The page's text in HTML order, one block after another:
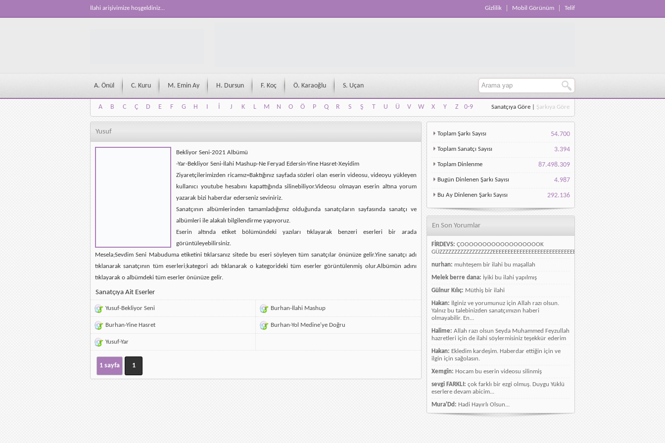
İlahi arişivimize hoşgeldiniz... Gizlilik Mobil Görünüm Telif
A. Önül C. Kuru M. Emin Ay H. Dursun F. Koç Ö. Karaoğlu S. Uçan
A B C Ç D E F G H I İ J K L M N O Ö P Q R S Ş T U Ü V W X Y Z
0-9
A
B C Ç D E F G H I İ J K L M N O Ö P Q R S Ş T U Ü V W X Y Z 0-9
Sanatçıya Göre Şarkıya Göre
Yusuf
Bekliyor Seni-2021 Albümü
-Yar-Bekliyor Seni-İlahi Mashup-Ne Feryad Edersin-Yine Hasret-Xeyidim
Ziyaretçilerimizden ricamız=Baktığınız sayfada sözleri olan eserin videosu, videoyu yükleyen
kullanıcı youtube hesabını kapattığında silinebiliyor.Videosu olmayan eserin altına yorum
yazarak bizi haberdar ederseniz seviniriz.
Sanatçının albümlerinden tamamladığımız olduğunda sanatçıların sayfasında sanatçı ve
albümleri ile alakalı bilgilendirme yapıyoruz.
Eserin altında etiket bölümündeki yazıları tıklayarak benzeri eserleri bir arada
görüntüleyebilirsiniz.
Mesela;Sevdim Seni Mabuduma etiketini tıklarsanız sitede bu eseri söyleyen tüm sanatçılar önünüze gelir.Yine sanatçı adı
tıklanarak sanatçının tüm eserleri;kategori adı tıklanarak o kategorideki tüm eserler görüntülenmiş olur.Albümün adını
tıklayarak o albümdeki tüm eserler önünüze gelir.
Sanatçıya Ait Eserler
Yusuf-Bekliyor Seni Burhan-İlahi Mashup
Burhan-Yine Hasret Burhan-Yol Medine'ye Doğru
Yusuf-Yar
1 sayfa 1
Toplam Şarkı Sayısı 54.700
Toplam Sanatçı Sayısı 3.394
Toplam Dinlenme 87.498.309
Bugün Dinlenen Şarkı Sayısı 4.987
Bu Ay Dinlenen Şarkı Sayısı 292.136
En Son Yorumlar
FİRDEVS: ÇOOOOOOOOOOOOOOOOOOK
GÜZZZZZZZZZZZZZZZZZZEEEEEEEEEEEEEEEEEEEEEEEEEEEEELLLLLLLLLLLLLLLLLLLLLLLL
nurhan: muhteşem bir ilahi bu maşallah
Melek berre dana: İyiki bu ilahi yapılmış
Gülnur Kılıç: Müthiş bir ilahi
Hakan: İlginiz ve yorumunuz için Allah razı olsun.
Yalnız bu talebinizden sanatçımızın haberi
olmayabilir. En...
Halime: Allah razı olsun Seyda Muhammed Feyzullah
hazretleri için de ilahi söylermisiniz teşekkür ederim
Hakan: Ekledim kardeşim. Haberdar ettiğin için ve
ilgin için sağolasın.
Xemgîn: Hocam bu eserin videosu silinmiş
sevgi FARKLI: çok farklı bir ezgi olmuş. Duygu Yüklü
eserlere devam abicim...
Mura'Dd: Hadi Hayırlı Olsun...